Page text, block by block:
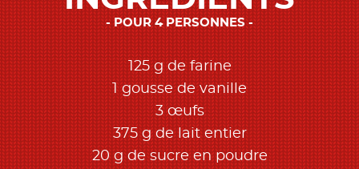
POUR 4 PERSONNES
125 g de farine
1 gousse de vanille
3 œufs
375 g de lait entier
20 g de sucre en poudre